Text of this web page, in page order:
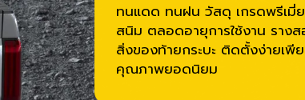
ทนแดด ทนฝน วัสดุ เกรดพรีเมี่
สนิม ตลอดอายุการใช้งาน ราง
สิ่งของท้ายกระบะ ติดตั้งง่ายเ
คุณภาพยอดนิยม